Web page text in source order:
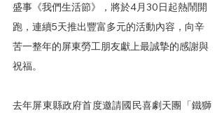
盛事《我們生活節》，將於4月30日起熱鬧開
跑，連續5天推出豐富多元的活動內容，向辛
苦一整年的屏東勞工朋友獻上最誠摯的感謝與
祝福。
去年屏東縣政府首度邀請國民喜劇天團「鐵獅